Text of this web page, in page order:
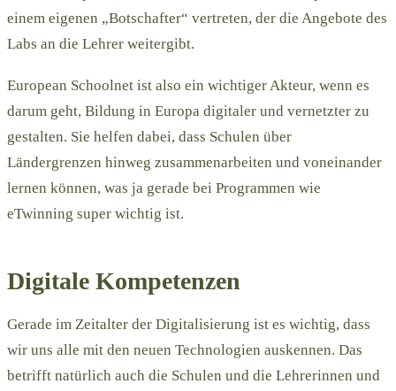
einem eigenen „Botschafter“ vertreten, der die Angebote des
Labs an die Lehrer weitergibt.
European Schoolnet ist also ein wichtiger Akteur, wenn es
darum geht, Bildung in Europa digitaler und vernetzter zu
gestalten. Sie helfen dabei, dass Schulen über
Ländergrenzen hinweg zusammenarbeiten und voneinander
lernen können, was ja gerade bei Programmen wie
eTwinning super wichtig ist.
Digitale Kompetenzen
Gerade im Zeitalter der Digitalisierung ist es wichtig, dass
wir uns alle mit den neuen Technologien auskennen. Das
betrifft natürlich auch die Schulen und die Lehrerinnen und